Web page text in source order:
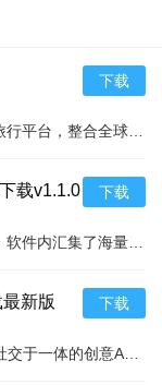
下载
载v1.1.0
下载
新版
下载